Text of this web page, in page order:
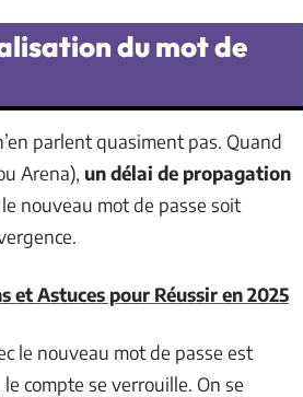
du mot de
parlent quasiment pas. Quand
Arena), un délai de propagation
nouveau mot de passe soit
et Astuces pour Réussir en 2025
le nouveau mot de passe est
compte se verrouille. On se